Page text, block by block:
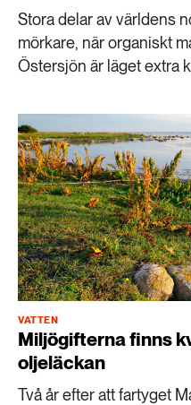
Stora delar av världens
mörkare, när organiskt
Östersjön är läget extra
VATTEN
Miljögifterna finns
oljeläckan
Två år efter att fartyget